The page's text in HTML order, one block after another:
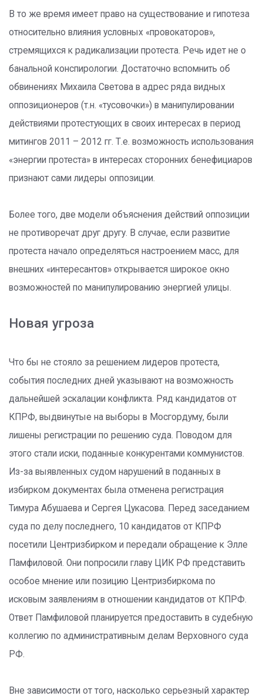
В то же время имеет право на существование и гипотеза
относительно влияния условных «провокаторов»,
стремящихся к радикализации протеста. Речь идет не о
банальной конспирологии. Достаточно вспомнить об
обвинениях Михаила Светова в адрес ряда видных
оппозиционеров (т.н. «тусовочки») в манипулировании
действиями протестующих в своих интересах в период
митингов 2011 – 2012 гг. Т.е. возможность использования
«энергии протеста» в интересах сторонних бенефициаров
признают сами лидеры оппозиции.
Более того, две модели объяснения действий оппозиции
не противоречат друг другу. В случае, если развитие
протеста начало определяться настроением масс, для
внешних «интересантов» открывается широкое окно
возможностей по манипулированию энергией улицы.
Новая угроза
Что бы не стояло за решением лидеров протеста,
события последних дней указывают на возможность
дальнейшей эскалации конфликта. Ряд кандидатов от
КПРФ, выдвинутые на выборы в Мосгордуму, были
лишены регистрации по решению суда. Поводом для
этого стали иски, поданные конкурентами коммунистов.
Из-за выявленных судом нарушений в поданных в
избирком документах была отменена регистрация
Тимура Абушаева и Сергея Цукасова. Перед заседанием
суда по делу последнего, 10 кандидатов от КПРФ
посетили Центризбирком и передали обращение к Элле
Памфиловой. Они попросили главу ЦИК РФ представить
особое мнение или позицию Центризбиркома по
исковым заявлениям в отношении кандидатов от КПРФ.
Ответ Памфиловой планируется предоставить в судебную
коллегию по административным делам Верховного суда
РФ.
Вне зависимости от того, насколько серьезный характер